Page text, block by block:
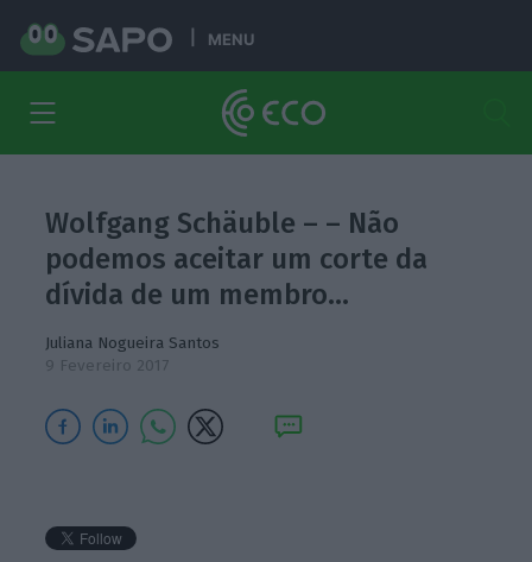
MENU
Wolfgang Schäuble – – Não
podemos aceitar um corte da
dívida de um membro…
Juliana Nogueira Santos
9 Fevereiro 2017